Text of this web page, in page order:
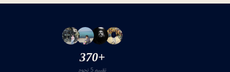
+370
تقييم 5 نجوم